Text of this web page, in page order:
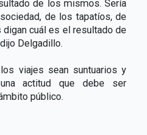
de los mismos. Sería
de los tapatíos, de
cuál es el resultado de
Delgadillo.
viajes sean suntuarios y
actitud que debe ser
público.